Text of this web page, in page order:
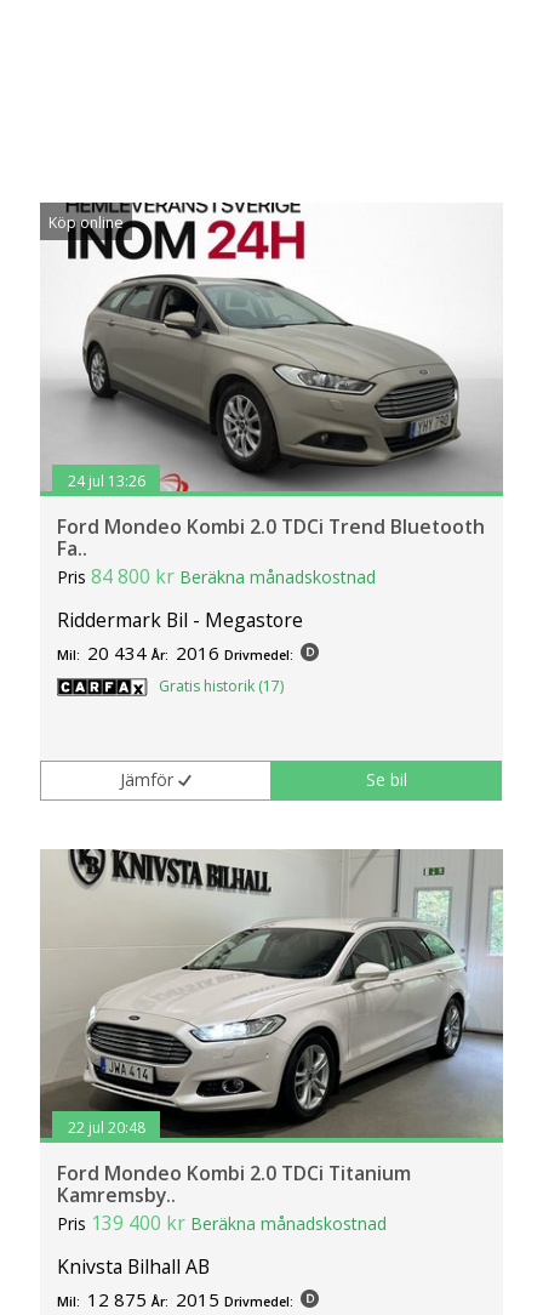
Köp online
24 jul 13:26
Ford Mondeo Kombi 2.0 TDCi Trend Bluetooth
Fa..
Pris84 800 kr Beräkna månadskostnad
Riddermark Bil - Megastore
Mil: 20 434 År: 2016 Drivmedel:
Gratis historik (17)
Jämför Se bil
22 jul 20:48
Ford Mondeo Kombi 2.0 TDCi Titanium
Kamremsby..
Pris 139 400 kr Beräkna månadskostnad
Knivsta Bilhall AB
Mil: 12 875 År: 2015 Drivmedel: